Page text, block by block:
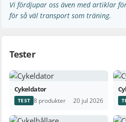
Vi fördjupar oss även med artiklar
för så väl transport som träning.
Tester
Cykeldator
TEST 8 produkter 20 jul 2026